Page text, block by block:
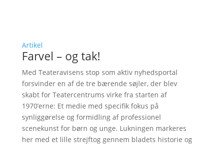
Artikel
Farvel – og tak!
Med Teateravisens stop som aktiv nyhedsportal
forsvinder en af de tre bærende søjler, der blev
skabt for Teatercentrums virke fra starten af
1970’erne: Et medie med specifik fokus på
synliggørelse og formidling af professionel
scenekunst for børn og unge. Lukningen markeres
her med et lille strejftog gennem bladets historie og